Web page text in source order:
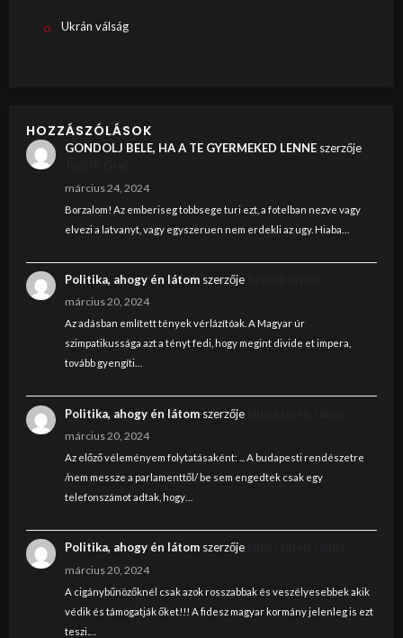
Ukrán válság
HOZZÁSZÓLÁSOK
GONDOLJ BELE, HA A TE GYERMEKED LENNEszerzője
március 24, 2024
Borzalom! Az emberiseg tobbsege turi ezt, a fotelban nezve vagy
elvezi a latvanyt, vagy egyszeruen nem erdekli az ugy. Hiaba…
Politika, ahogy én látomszerzője
március 20, 2024
Az adásban említett tények vérlázítóak. A Magyar úr
szimpatikussága azt a tényt fedi, hogy megint divide et impera,
tovább gyengíti…
Politika, ahogy én látomszerzője
március 20, 2024
Az előző véleményem folytatásaként: ... A budapesti rendészetre
/nem messze a parlamenttől/ be sem engedtek csak egy
telefonszámot adtak, hogy…
Politika, ahogy én látomszerzője
március 20, 2024
A cigánybűnözőknél csak azok rosszabbak és veszélyesebbek akik
védik és támogatják őket!!! A fidesz magyar kormány jelenleg is ezt
teszi.…